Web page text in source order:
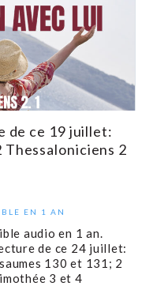
de ce 19 juillet:
Thessaloniciens 2
EN 1 AN
audio en 1 an.
de ce 24 juillet:
130 et 131; 2
3 et 4